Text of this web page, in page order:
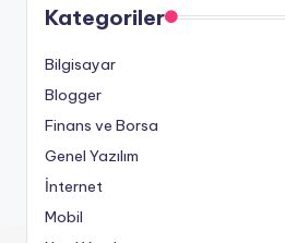
Kategoriler
Bilgisayar
Blogger
Finans ve Borsa
Genel Yazılım
İnternet
Mobil